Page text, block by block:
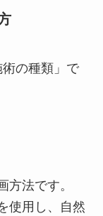
の種類」で
方法です。
使用し、自然